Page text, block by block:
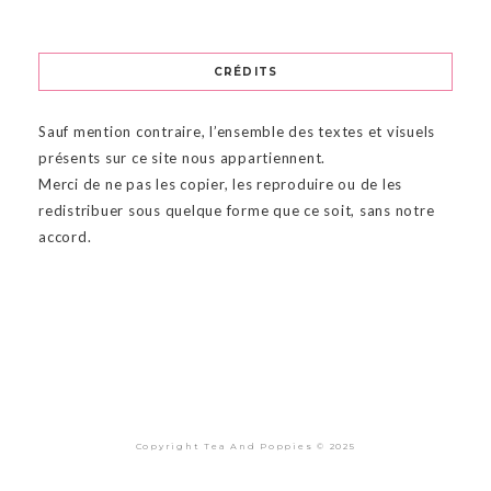
CRÉDITS
Sauf mention contraire, l’ensemble des textes et visuels
présents sur ce site nous appartiennent.
Merci de ne pas les copier, les reproduire ou de les
redistribuer sous quelque forme que ce soit, sans notre
accord.
Copyright Tea And Poppies © 2025